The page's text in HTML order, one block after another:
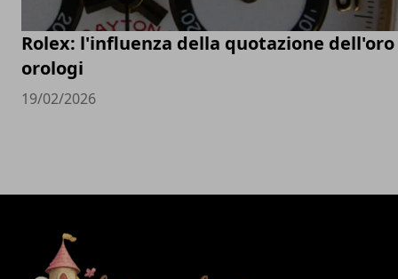
Rolex: l'influenza della quotazione
orologi
19/02/2026